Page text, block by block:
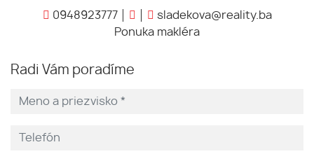
0948923777
sladekova@reality.ba
Ponuka makléra
Radi Vám poradíme